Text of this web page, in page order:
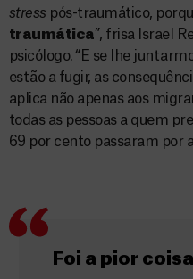
stress pós-traumático,
traumática”, frisa Israel
psicólogo. “E se lhe
estão a fugir, as
aplica não apenas aos
todas as pessoas a quem
69 por cento passaram por
Foi a pior